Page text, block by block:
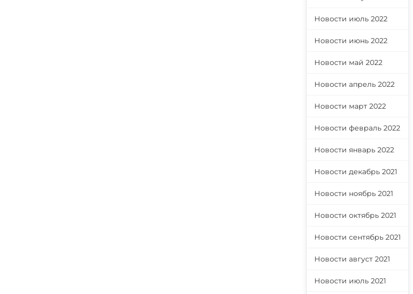
Новости июль 2022
Новости июнь 2022
Новости май 2022
Новости апрель 2022
Новости март 2022
Новости февраль 2022
Новости январь 2022
Новости декабрь 2021
Новости ноябрь 2021
Новости октябрь 2021
Новости сентябрь 2021
Новости август 2021
Новости июль 2021